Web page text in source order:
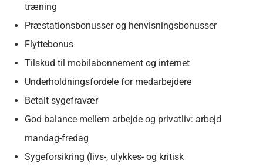
træning
Præstationsbonusser og henvisningsbonusser
Flyttebonus
Tilskud til mobilabonnement og internet
Underholdningsfordele for medarbejdere
Betalt sygefravær
God balance mellem arbejde og privatliv: arbejd
mandag-fredag
Sygeforsikring (livs-, ulykkes- og kritisk